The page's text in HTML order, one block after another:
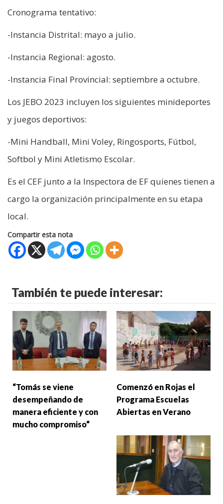
Cronograma tentativo:
-Instancia Distrital: mayo a julio.
-Instancia Regional: agosto.
-Instancia Final Provincial: septiembre a octubre.
Los JEBO 2023 incluyen los siguientes minideportes
y juegos deportivos:
-Mini Handball, Mini Voley, Ringosports, Fútbol,
Softbol y Mini Atletismo Escolar.
Es el CEF junto a la Inspectora de EF quienes tienen a
cargo la organización principalmente en su etapa
local.
Compartir esta nota
También te puede interesar:
“Tomás se viene
desempeñando de
manera eficiente y con
mucho compromiso“
Comenzó en Rojas el
Programa Escuelas
Abiertas en Verano